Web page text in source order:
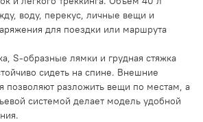
воду, перекус, личные вещи и
для поездки или маршрута
S-образные лямки и грудная стяжка
сидеть на спине. Внешние
позволяют разложить вещи по местам, а
системой делает модель удобной